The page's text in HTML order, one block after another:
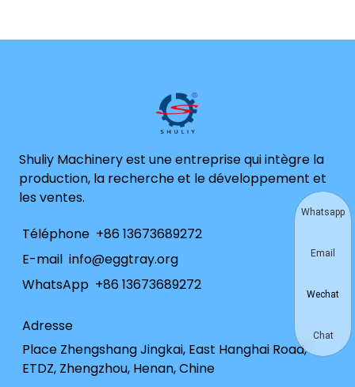
Shuliy Machinery est une entreprise qui intègre la
production, la recherche et le développement et
les ventes.
Téléphone +86 13673689272
E-mail info@eggtray.org
WhatsApp +86 13673689272
Adresse
Place Zhengshang Jingkai, East Hanghai Road,
ETDZ, Zhengzhou, Henan, Chine
Whatsapp
Email
Wechat
Chat